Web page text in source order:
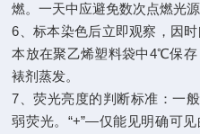
燃。一天中应避免数次点燃光源
6、标本染色后立即观察，因
本放在聚乙烯塑料袋中4℃保
裱剂蒸发。
7、荧光亮度的判断标准：一
弱荧光。“+”—仅能见明确可